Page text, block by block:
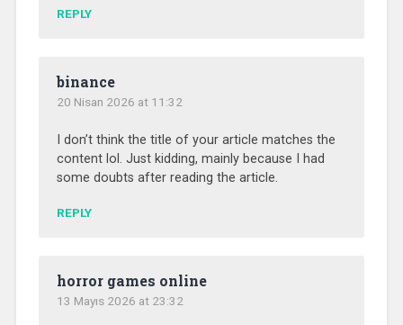
REPLY
binance
20 Nisan 2026 at 11:32
I don’t think the title of your article matches the
content lol. Just kidding, mainly because I had
some doubts after reading the article.
REPLY
horror games online
13 Mayıs 2026 at 23:32